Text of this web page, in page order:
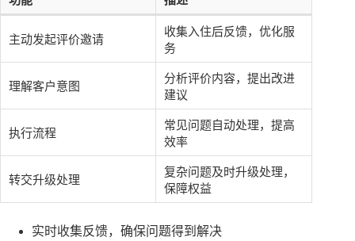
主动发起评价邀请
收集入住后反馈，优化服
务
理解客户意图
分析评价内容，提出改进
建议
执行流程
常见问题自动处理，提高
效率
转交升级处理
复杂问题及时升级处理，
保障权益
实时收集反馈，确保问题得到解决